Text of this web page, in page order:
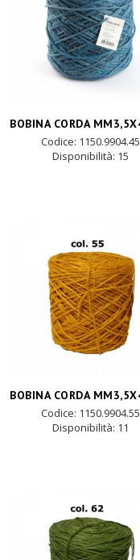
Codice: 1150.9904.45
Disponibilità: 15
Codice: 1150.9904.55
Disponibilità: 11